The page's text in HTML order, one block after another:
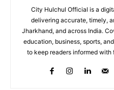
City Hulchul Official is a
delivering accurate, timely,
Jharkhand, and across India.
education, business, sports,
to keep readers informed